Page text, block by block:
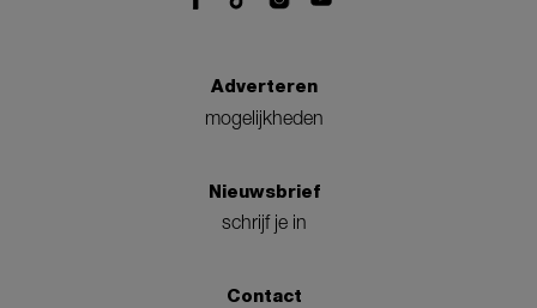
Adverteren
mogelijkheden
Nieuwsbrief
schrijf je in
Contact